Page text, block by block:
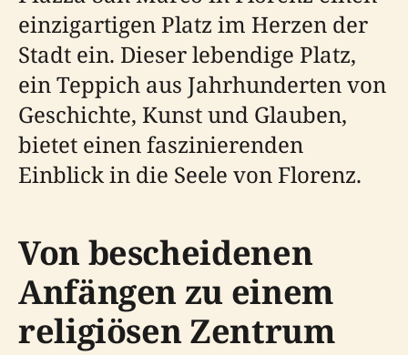
einzigartigen Platz im Herzen der
Stadt ein. Dieser lebendige Platz,
ein Teppich aus Jahrhunderten von
Geschichte, Kunst und Glauben,
bietet einen faszinierenden
Einblick in die Seele von Florenz.
Von bescheidenen
Anfängen zu einem
religiösen Zentrum